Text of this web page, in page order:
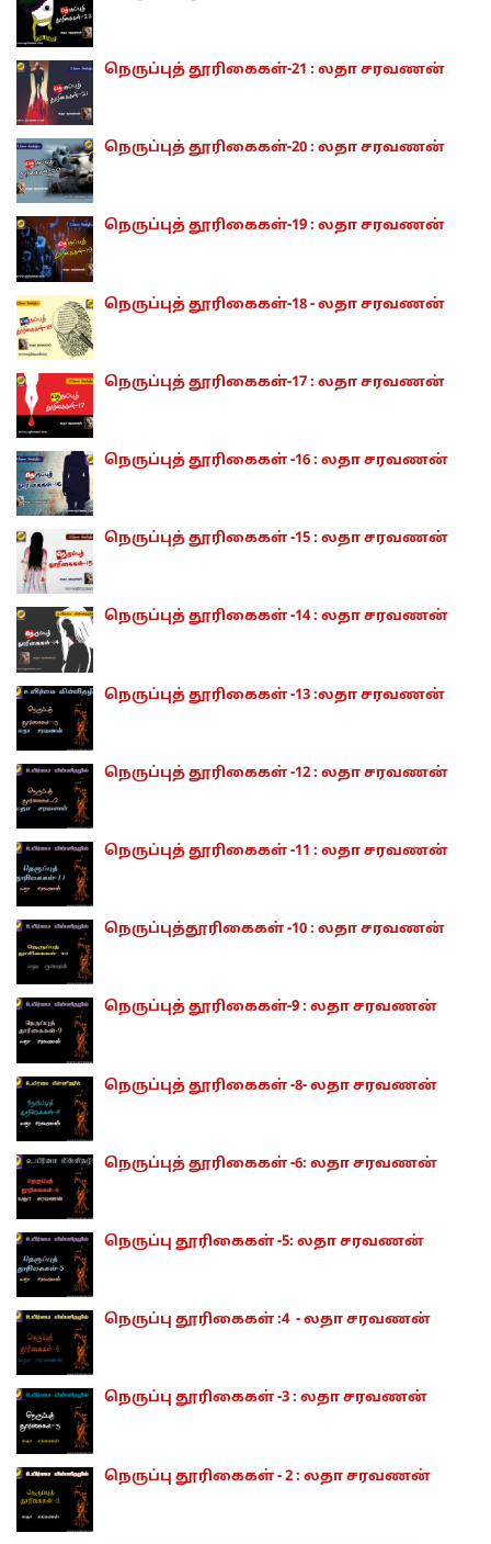
நெருப்புத் தூரிகைகள்-21 : லதா சரவணன்
நெருப்புத் தூரிகைகள்-20 : லதா சரவணன்
நெருப்புத் தூரிகைகள்-19 : லதா சரவணன்
நெருப்புத் தூரிகைகள்-18 - லதா சரவணன்
நெருப்புத் தூரிகைகள்-17 : லதா சரவணன்
நெருப்புத் தூரிகைகள் -16 : லதா சரவணன்
நெருப்புத் தூரிகைகள் -15 : லதா சரவணன்
நெருப்புத் தூரிகைகள் -14 : லதா சரவணன்
நெருப்புத் தூரிகைகள் -13 :லதா சரவணன்
நெருப்புத் தூரிகைகள் -12 : லதா சரவணன்
நெருப்புத் தூரிகைகள் -11 : லதா சரவணன்
நெருப்புத்தூரிகைகள் -10 : லதா சரவணன்
நெருப்புத் தூரிகைகள்-9 : லதா சரவணன்
நெருப்புத் தூரிகைகள் -8- லதா சரவணன்
நெருப்புத் தூரிகைகள் -6: லதா சரவணன்
நெருப்பு தூரிகைகள் -5: லதா சரவணன்
நெருப்பு தூரிகைகள் :4 - லதா சரவணன்
நெருப்பு தூரிகைகள் -3 : லதா சரவணன்
நெருப்பு தூரிகைகள் - 2 : லதா சரவணன்